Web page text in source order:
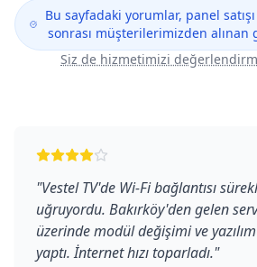
Bu sayfadaki yorumlar, panel
sonrası müşterilerimizden
Siz de hizmetimizi
"Vestel TV'de Wi-Fi bağlantısı
uğruyordu. Bakırköy'den gelen
üzerinde modül değişimi ve
yaptı. İnternet hızı toparladı."